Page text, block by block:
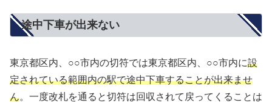
途中下車が出来ない
東京都区内、○○市内の切符では東京都区内、○○市内に設
定されている範囲内の駅で途中下車することが出来ませ
ん。一度改札を通ると切符は回収されて戻ってくることは